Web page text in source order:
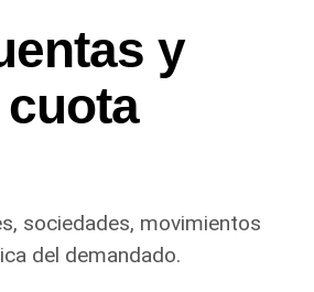
y
sociedades, movimientos
del demandado.